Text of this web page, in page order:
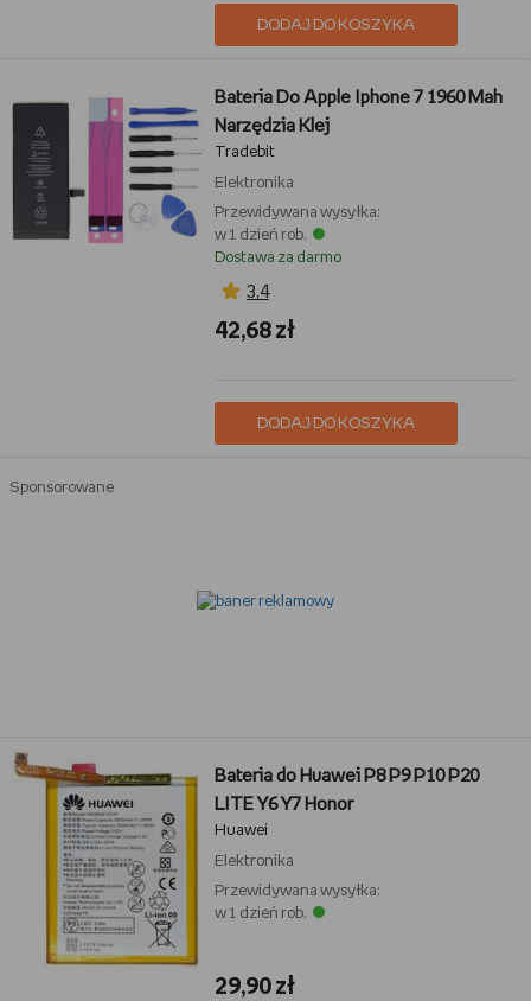
DODAJ DO KOSZYKA
Bateria Do Apple Iphone 7 1960 Mah
Narzędzia Klej
Tradebit
Elektronika
Przewidywana wysyłka:
w 1 dzień rob.
Dostawa za darmo
3,4
42,68 zł
DODAJ DO KOSZYKA
Sponsorowane
Bateria do Huawei P8 P9 P10 P20
LITE Y6 Y7 Honor
Huawei
Elektronika
Przewidywana wysyłka:
w 1 dzień rob.
29,90 zł